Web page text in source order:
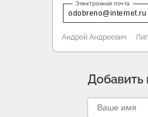
odobreno@internet.ru
Андрей Андреевич
Добавить